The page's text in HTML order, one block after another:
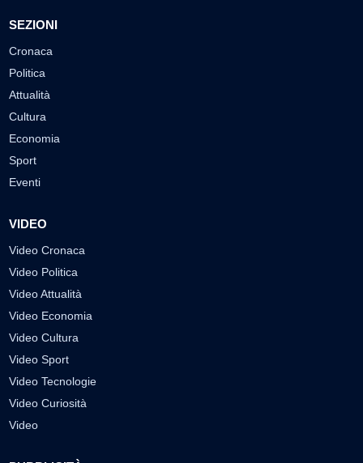
SEZIONI
Cronaca
Politica
Attualità
Cultura
Economia
Sport
Eventi
VIDEO
Video Cronaca
Video Politica
Video Attualità
Video Economia
Video Cultura
Video Sport
Video Tecnologie
Video Curiosità
Video